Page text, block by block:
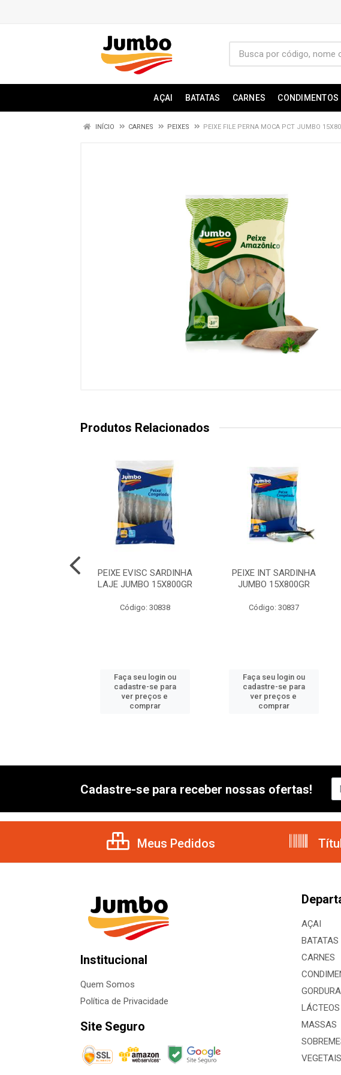
AÇAI BATATAS CARNES CONDIMENTOS
INÍCIO CARNES PEIXES PEIXE FILE PERNA MOCA PCT JUMBO
Produtos Relacionados
PEIXE EVISC SARDINHA
LAJE JUMBO 15X800GR
Código: 30838
Faça seu login ou
cadastre-se para
ver preços e
comprar
PEIXE INT SARDINHA
JUMBO 15X800GR
Código: 30837
Faça seu login ou
cadastre-se para
ver preços e
comprar
Cadastre-se para receber nossas ofertas!
Meus Pedidos
Institucional
Quem Somos
Política de Privacidade
Site Seguro
AÇAI
BATATAS
CARNES
LÁCTEOS
MASSAS
VEGETAIS